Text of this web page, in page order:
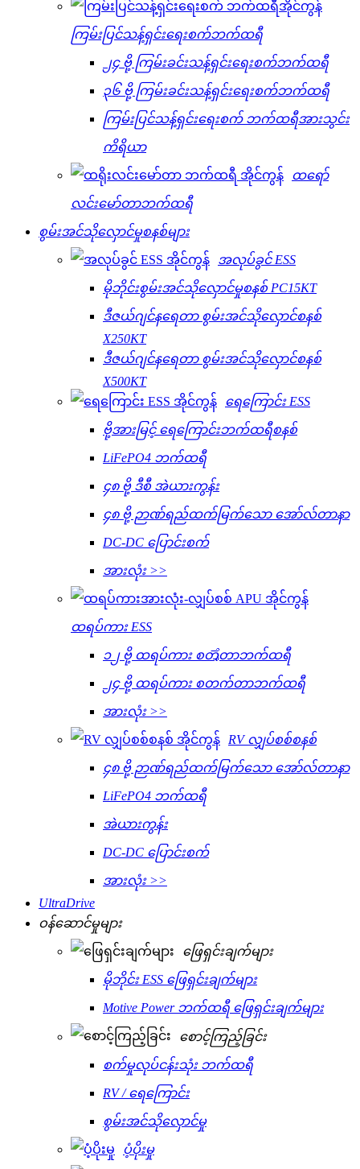
ကြမ်းပြင်သန့်ရှင်းရေးစက်ဘက်ထရီ
၂၄ ဗို့ ကြမ်းခင်းသန့်ရှင်းရေးစက်ဘက်ထရီ
၃၆ ဗို့ ကြမ်းခင်းသန့်ရှင်းရေးစက်ဘက်ထရီ
ကြမ်းပြင်သန့်ရှင်းရေးစက် ဘက်ထရီအားသွင်း
ကိရိယာ
ထရော်
လင်းမော်တာဘက်ထရီ
စွမ်းအင်သိုလှောင်မှုစနစ်များ
အလုပ်ခွင် ESS
မိုဘိုင်းစွမ်းအင်သိုလှောင်မှုစနစ် PC15KT
ဒီဇယ်ဂျင်နရေတာ စွမ်းအင်သိုလှောင်စနစ်
X250KT
ဒီဇယ်ဂျင်နရေတာ စွမ်းအင်သိုလှောင်စနစ်
X500KT
ရေကြောင်း ESS
ဗို့အားမြင့် ရေကြောင်းဘက်ထရီစနစ်
LiFePO4 ဘက်ထရီ
၄၈ ဗို့ ဒီစီ အဲယားကွန်း
၄၈ ဗို့ ဉာဏ်ရည်ထက်မြက်သော အော်လ်တာနာ
DC-DC ပြောင်းစက်
အားလုံး >>
ထရပ်ကား ESS
၁၂ ဗို့ ထရပ်ကား စတೈတာဘက်ထရီ
၂၄ ဗို့ ထရပ်ကား စတက်တာဘက်ထရီ
အားလုံး >>
RV လျှပ်စစ်စနစ်
၄၈ ဗို့ ဉာဏ်ရည်ထက်မြက်သော အော်လ်တာနာ
LiFePO4 ဘက်ထရီ
အဲယားကွန်း
DC-DC ပြောင်းစက်
အားလုံး >>
UltraDrive
ဝန်ဆောင်မှုများ
ဖြေရှင်းချက်များ
မိုဘိုင်း ESS ဖြေရှင်းချက်များ
Motive Power ဘက်ထရီ ဖြေရှင်းချက်များ
စောင့်ကြည့်ခြင်း
စက်မှုလုပ်ငန်းသုံး ဘက်ထရီ
RV / ရေကြောင်း
စွမ်းအင်သိုလှောင်မှု
ပံ့ပိုးမှု